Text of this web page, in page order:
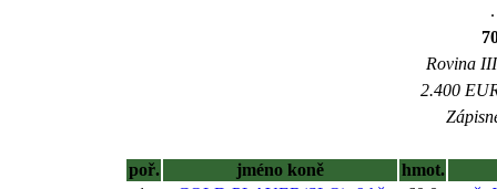
Rovina
2.400
poř. jméno koně
hmot.